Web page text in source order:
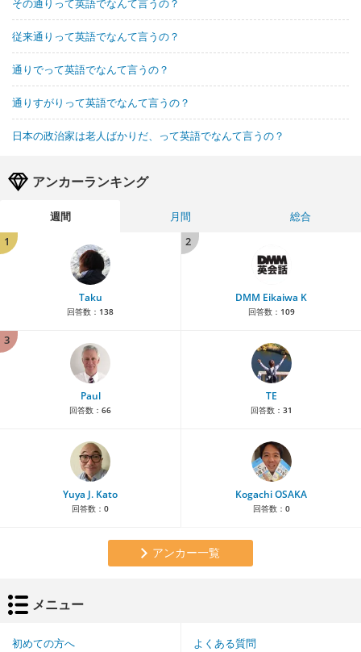
その通りって英語でなんて言うの？
従来通りって英語でなんて言うの？
通りでって英語でなんて言うの？
通りすがりって英語でなんて言うの？
日本の政治家は老人ばかりだ、って英語でなんて言うの？
アンカーランキング
週間 月間
総合
1
Taku
回答数： 138
2
DMM Eikaiwa K
回答数： 109
3
Paul
回答数： 66
TE
回答数： 31
Yuya J. Kato
回答数： 0
Kogachi OSAKA
回答数： 0
アンカー一覧
メニュー
初めての方へ よくある質問